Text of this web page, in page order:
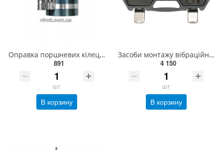
Оправка поршневих кілець YATO 4" Ø=100мм [30/60] YT-0636
891
шт
В корзину
Засоби монтажу вібраційного демпфера колін. вала YATO в автомоб. VAG, 5 елем. [5/100] YT-06260
4 150
шт
В корзину